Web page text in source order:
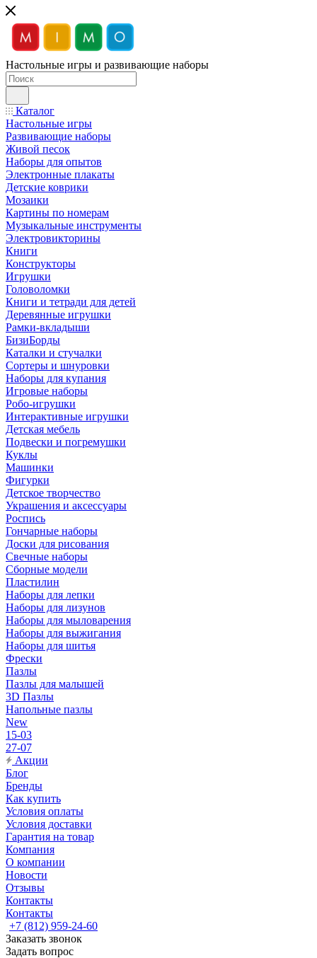
Настольные игры и развивающие наборы
Каталог
Настольные игры
Развивающие наборы
Живой песок
Наборы для опытов
Электронные плакаты
Детские коврики
Мозаики
Картины по номерам
Музыкальные инструменты
Электровикторины
Книги
Конструкторы
Игрушки
Головоломки
Книги и тетради для детей
Деревянные игрушки
Рамки-вкладыши
БизиБорды
Каталки и стучалки
Сортеры и шнуровки
Наборы для купания
Игровые наборы
Робо-игрушки
Интерактивные игрушки
Детская мебель
Подвески и погремушки
Куклы
Машинки
Фигурки
Детское творчество
Украшения и аксессуары
Роспись
Гончарные наборы
Доски для рисования
Свечные наборы
Сборные модели
Пластилин
Наборы для лепки
Наборы для лизунов
Наборы для мыловарения
Наборы для выжигания
Наборы для шитья
Фрески
Пазлы
Пазлы для малышей
3D Пазлы
Напольные пазлы
New
15-03
27-07
Акции
Блог
Бренды
Как купить
Условия оплаты
Условия доставки
Гарантия на товар
Компания
О компании
Новости
Отзывы
Контакты
Контакты
+7 (812) 959-24-60
Заказать звонок
Задать вопрос